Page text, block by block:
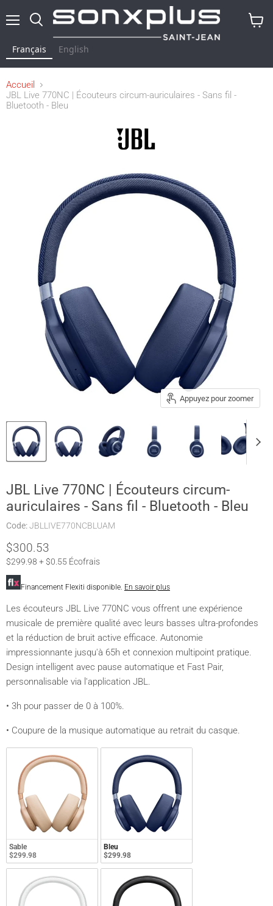
Français English
Accueil
JBL Live 770NC | Écouteurs circum-auriculaires - Sans fil -
Bluetooth - Bleu
Appuyez pour zoomer
JBL Live 770NC | Écouteurs circum-
auriculaires - Sans fil - Bluetooth - Bleu
Code:JBLLIVE770NCBLUAM
$300.53
$299.98 + $0.55 Écofrais
Financement Flexiti disponible. En savoir plus
Les écouteurs JBL Live 770NC vous offrent une expérience
musicale de première qualité avec leurs basses ultra-profondes
et la réduction de bruit active efficace. Autonomie
impressionnante jusqu'à 65h et connexion multipoint pratique.
Design intelligent avec pause automatique et Fast Pair,
personnalisable via l'application JBL.
• 3h pour passer de 0 à 100%.
• Coupure de la musique automatique au retrait du casque.
Sable
$299.98
Bleu
$299.98